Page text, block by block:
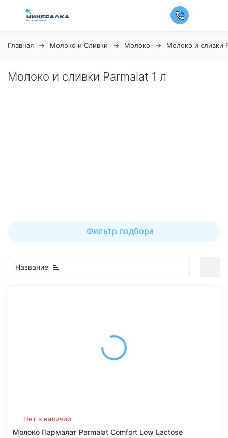
Главная Молоко и Сливки Молоко Молоко и сливки
Молоко и сливки Parmalat 1 л
Фильтр подбора
Название
Нет в наличии
Молоко Пармалат Parmalat Comfort Low Lactose